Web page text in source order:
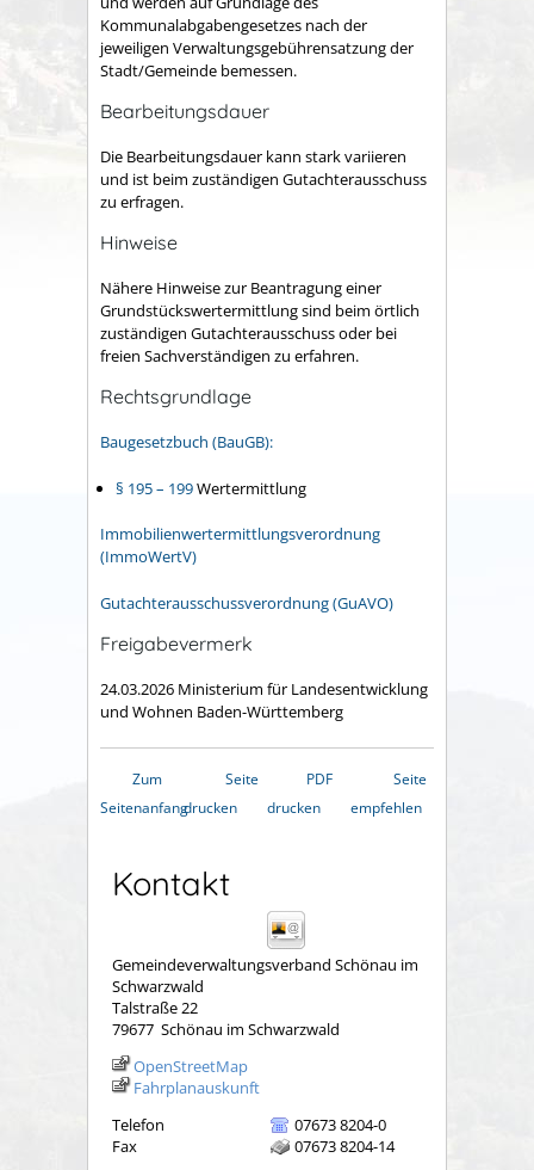
Kommunalabgabengesetzes nach der
jeweiligen Verwaltungsgebührensatzung der
Stadt/Gemeinde bemessen.
Bearbeitungsdauer
Die Bearbeitungsdauer kann stark variieren
und ist beim zuständigen Gutachterausschuss
zu erfragen.
Hinweise
Nähere Hinweise zur Beantragung einer
Grundstückswertermittlung sind beim örtlich
zuständigen Gutachterausschuss oder bei
freien Sachverständigen zu erfahren.
Rechtsgrundlage
Baugesetzbuch (BauGB):
§ 195 – 199Wertermittlung
Immobilienwertermittlungsverordnung
(ImmoWertV)
Gutachterausschussverordnung (GuAVO)
Freigabevermerk
24.03.2026 Ministerium für Landesentwicklung
und Wohnen Baden-Württemberg
Zum
Seitenanfang
Seite
drucken
PDF
drucken
Seite
empfehlen
Kontakt
Gemeindeverwaltungsverband Schönau im
Schwarzwald
Talstraße 22
79677 Schönau im Schwarzwald
OpenStreetMap
Fahrplanauskunft
Telefon
07673 8204-0
Fax
07673 8204-14